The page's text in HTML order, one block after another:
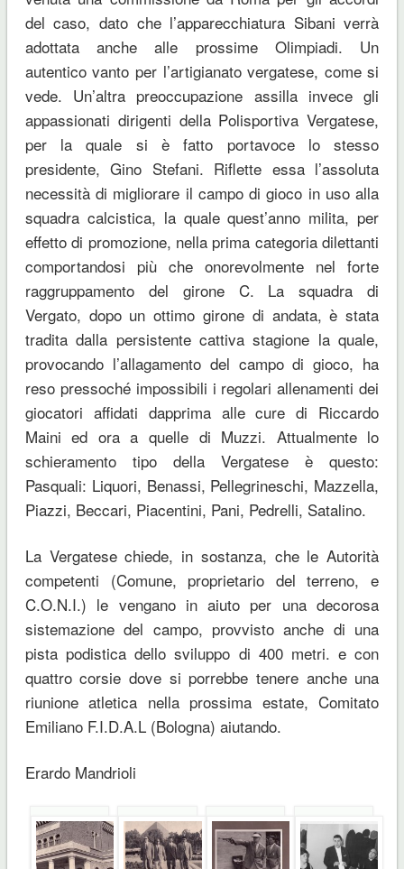
del caso, dato che l’apparecchiatura Sibani verrà
adottata anche alle prossime Olimpiadi. Un
autentico vanto per l’artigianato vergatese, come si
vede. Un’altra preoccupazione assilla invece gli
appassionati dirigenti della Polisportiva Vergatese,
per la quale si è fatto portavoce lo stesso
presidente, Gino Stefani. Riflette essa l’assoluta
necessità di migliorare il campo di gioco in uso alla
squadra calcistica, la quale quest’anno milita, per
effetto di promozione, nella prima categoria dilettanti
comportandosi più che onorevolmente nel forte
raggruppamento del girone C. La squadra di
Vergato, dopo un ottimo girone di andata, è stata
tradita dalla persistente cattiva stagione la quale,
provocando l’allagamento del campo di gioco, ha
reso pressoché impossibili i regolari allenamenti dei
giocatori affidati dapprima alle cure di Riccardo
Maini ed ora a quelle di Muzzi. Attualmente lo
schieramento tipo della Vergatese è questo:
Pasquali: Liquori, Benassi, Pellegrineschi, Mazzella,
Piazzi, Beccari, Piacentini, Pani, Pedrelli, Satalino.
La Vergatese chiede, in sostanza, che le Autorità
competenti (Comune, proprietario del terreno, e
C.O.N.I.) le vengano in aiuto per una decorosa
sistemazione del campo, provvisto anche di una
pista podistica dello sviluppo di 400 metri. e con
quattro corsie dove si porrebbe tenere anche una
riunione atletica nella prossima estate, Comitato
Emiliano F.I.D.A.L (Bologna) aiutando.
Erardo Mandrioli